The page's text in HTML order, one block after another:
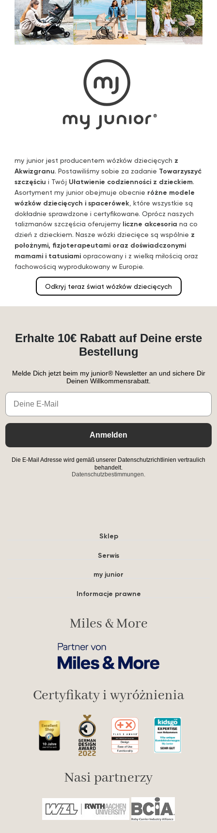
my junior jest producentem wózków dziecięcych z
Akwizgranu. Postawiliśmy sobie za zadanie Towarzyszyć
szczęściu i Twój Ułatwienie codzienności z dzieckiem.
Asortyment my junior obejmuje obecnie różne modele
wózków dziecięcych i spacerówek , które wszystkie są
dokładnie sprawdzone i certyfikowane. Oprócz naszych
talizmanów szczęścia oferujemy liczne akcesoria na co
dzień z dzieckiem. Nasze wózki dziecięce są wspólnie z
położnymi, fizjoterapeutami oraz doświadczonymi
mamami i tatusiami opracowany i z wielką miłością oraz
fachowością wyprodukowany w Europie.
Odkryj teraz świat wózków dziecięcych
Erhalte 10€ Rabatt auf Deine erste
Bestellung
Melde Dich jetzt beim my junior® Newsletter an und sichere Dir
Deinen Willkommensrabatt.
Email
Anmelden
Die E-Mail Adresse wird gemäß unserer Datenschutzrichtlinien vertraulich
behandelt.
Datenschutzbestimmungen.
Sklep
Serwis
my junior
Informacje prawne
Miles & More
Certyfikaty i wyróżnienia
Nasi partnerzy